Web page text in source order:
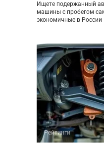
Ищете подержанный
машины с пробегом
экономичные в России
Рейтинги